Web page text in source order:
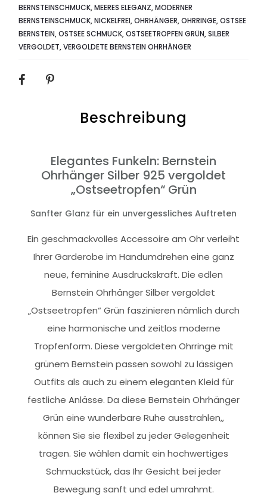
BERNSTEINSCHMUCK,MEERES ELEGANZ,MODERNER
BERNSTEINSCHMUCK,NICKELFREI,OHRHÄNGER,OHRRINGE,OSTSEE
BERNSTEIN,OSTSEE SCHMUCK,OSTSEETROPFEN GRÜN,SILBER
VERGOLDET,VERGOLDETE BERNSTEIN OHRHÄNGER
SHARE
Beschreibung
Elegantes Funkeln: Bernstein
Ohrhänger Silber 925 vergoldet
„Ostseetropfen“ Grün
Sanfter Glanz für ein unvergessliches Auftreten
Ein geschmackvolles Accessoire am Ohr verleiht
Ihrer Garderobe im Handumdrehen eine ganz
neue, feminine Ausdruckskraft. Die edlen
Bernstein Ohrhänger Silber vergoldet
„Ostseetropfen“ Grün faszinieren nämlich durch
eine harmonische und zeitlos moderne
Tropfenform. Diese vergoldeten Ohrringe mit
grünem Bernstein passen sowohl zu lässigen
Outfits als auch zu einem eleganten Kleid für
festliche Anlässe. Da diese Bernstein Ohrhänger
Grün eine wunderbare Ruhe ausstrahlen,,
können Sie sie flexibel zu jeder Gelegenheit
tragen. Sie wählen damit ein hochwertiges
Schmuckstück, das Ihr Gesicht bei jeder
Bewegung sanft und edel umrahmt.